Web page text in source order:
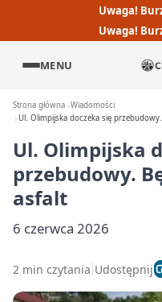
Uwaga!
Uwaga!
MENU
Strona główna Wiadomości
Ul. Olimpijska doczeka się
Ul. Olimpijska
przebudowy.
asfalt
6 czerwca 2026
2 min czytania Udostępnij